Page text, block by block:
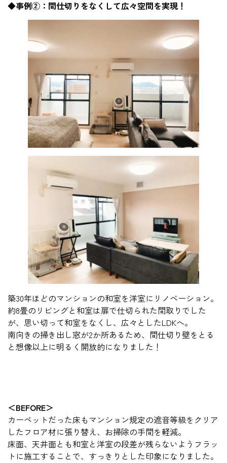
◆事例②：間仕切りをなくして広々空間を実現！
築30年ほどのマンションの和室を洋室にリノベーション。
約8畳のリビングと和室は扉で仕切られた間取りでした
が、思い切って和室をなくし、広々としたLDKへ。
南向きの掃き出し窓が2か所あるため、間仕切り壁をとる
と想像以上に明るく開放的になりました！
＜BEFORE＞
カーペットだった床もマンション規定の遮音等級をクリア
したフロア材に張り替え、お掃除の手間を軽減。
床面、天井面とも和室と洋室の段差が残らないようフラッ
トに施工することで、すっきりとした印象になりました。